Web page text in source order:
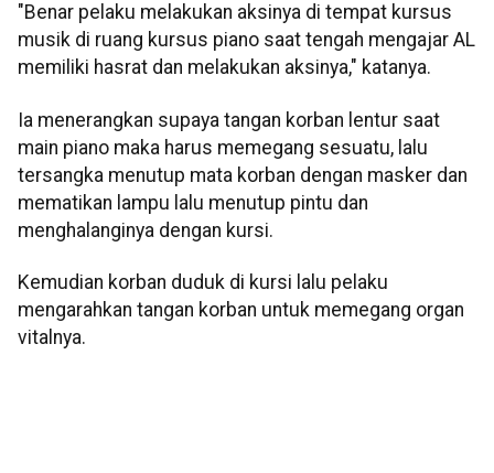
"Benar pelaku melakukan aksinya di tempat kursus
musik di ruang kursus piano saat tengah mengajar AL
memiliki hasrat dan melakukan aksinya," katanya.
Ia menerangkan supaya tangan korban lentur saat
main piano maka harus memegang sesuatu, lalu
tersangka menutup mata korban dengan masker dan
mematikan lampu lalu menutup pintu dan
menghalanginya dengan kursi.
Kemudian korban duduk di kursi lalu pelaku
mengarahkan tangan korban untuk memegang organ
vitalnya.